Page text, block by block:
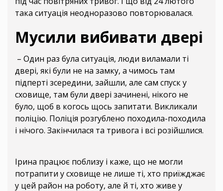
така ситуація неодноразово повторювалася.
Мусили вибивати двері
– Один раз була ситуація, люди виламали ті
двері, які були не на замку, а чимось там
підперті зсередини, зайшли, але сам спуск у
сховище, там були двері зачинені, нікого не
було, щоб в когось щось запитати. Викликали
поліцію. Поліція розгублено походила-походила
і нічого. Закінчилася та тривога і всі розійшлися.
Ірина працює поблизу і каже, що не могли
потрапити у сховище не лише ті, хто приїжджає
у цей район на роботу, але й ті, хто живе у